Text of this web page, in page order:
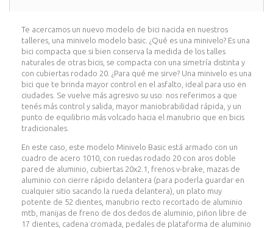
Te acercamos un nuevo modelo de bici nacida en nuestros
talleres, una minivelo modelo basic. ¿Qué es una minivelo? Es una
bici compacta que si bien conserva la medida de los talles
naturales de otras bicis, se compacta con una simetría distinta y
con cubiertas rodado 20. ¿Para qué me sirve? Una minivelo es una
bici que te brinda mayor control en el asfalto, ideal para uso en
ciudades. Se vuelve más agresivo su uso: nos referimos a que
tenés más control y salida, mayor maniobrabilidad rápida, y un
punto de equilibrio más volcado hacia el manubrio que en bicis
tradicionales.
En este caso, este modelo Minivelo Basic está armado con un
cuadro de acero 1010, con ruedas rodado 20 con aros doble
pared de aluminio, cubiertas 20x2.1, frenos v-brake, mazas de
aluminio con cierre rápido delantera (para poderla guardar en
cualquier sitio sacando la rueda delantera), un plato muy
potente de 52 dientes, manubrio recto recortado de aluminio
mtb, manijas de freno de dos dedos de aluminio, piñon libre de
17 dientes, cadena cromada, pedales de plataforma de aluminio